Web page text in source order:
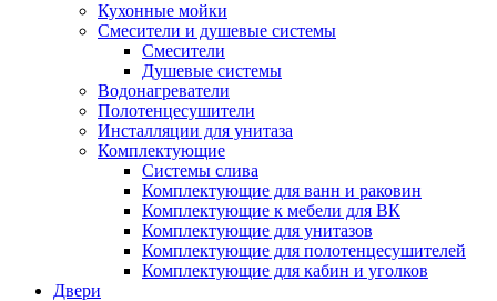
Кухонные мойки
Смесители и душевые системы
Смесители
Душевые системы
Водонагреватели
Полотенцесушители
Инсталляции для унитаза
Комплектующие
Системы слива
Комплектующие для ванн и раковин
Комплектующие к мебели для ВК
Комплектующие для унитазов
Комплектующие для полотенцесушителей
Комплектующие для кабин и уголков
Двери